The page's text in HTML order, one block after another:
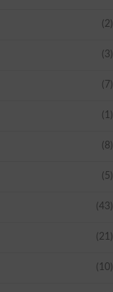
(2)
(3)
(7)
(1)
(8)
(5)
(43)
(21)
(10)